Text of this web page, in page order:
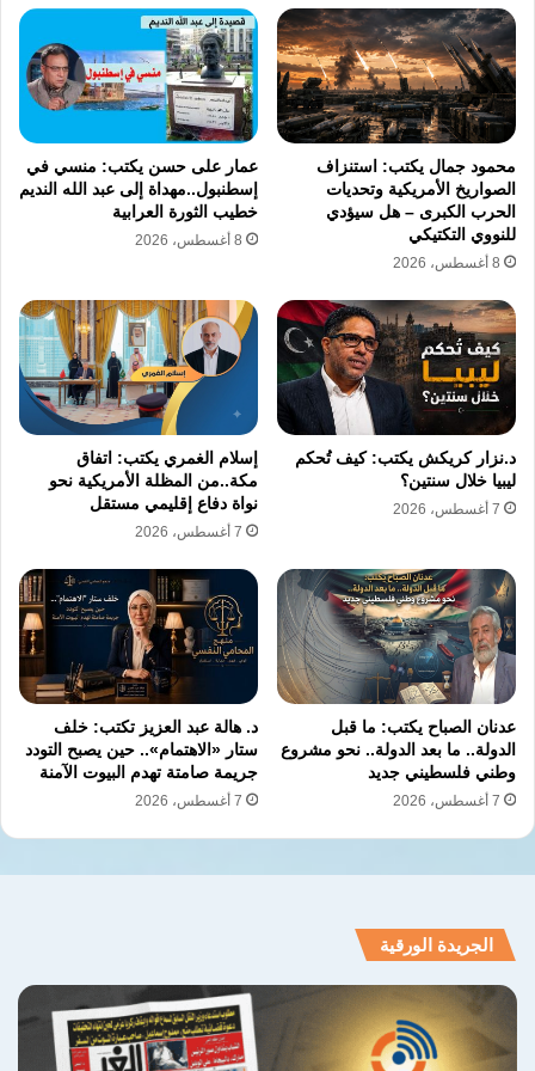
مليارات الدولارات عادت لتتدفق إلى خزائن
الدولة، ليس عبر البنوك العالمية، بل عبر شبكات
بديلة باليوان الصيني وعملات أخرى، خارج سطوة
الدولار ونظامه.
لقد فشلت سياسة “الضغط الأقصى” ليس فقط
لأنها لم توقف إيران، بل لأنها دفعت خصوم أمريكا
إلى أحضان بعضهم.
إيران، روسيا، وفنزويلا، وجدوا في الحصار الغربي
جامعاً لا مفرقاً، ونسجوا شبكة اقتصادية دفاعية
عززتها عضوية طهران في تكتلات مثل “بريكس”
لقد تحولت العقوبات، في لحظة فارقة، إلى معول
هدمته قواعد الهيمنة الاقتصادية التي أرادت
واشنطن تكريسها.
المضيق الذي ابتلع الردع
وعندما فشلت لعبة الاقتصاد، تحولت الأنظار إلى
العضلات العسكرية.
وحاملات طائراته وتهديداته، ارتطم بصخرة الردع
الإيراني.
في الخليج، وتحديداً عند مضيق هرمز، شريان
محمود جمال يكتب: استنزاف
الصواريخ الأمريكية وتحديات
الحرب الكبرى – هل سيؤدي
للنووي التكتيكي
8 أغسطس، 2026
عمار على حسن يكتب: منسي في
إسطنبول..مهداة إلى عبد الله النديم
خطيب الثورة العرابية
8 أغسطس، 2026
د.نزار كريكش يكتب: كيف تُحكم
ليبيا خلال سنتين؟
7 أغسطس، 2026
إسلام الغمري يكتب: اتفاق
مكة..من المظلة الأمريكية نحو
نواة دفاع إقليمي مستقل
7 أغسطس، 2026
عدنان الصباح يكتب: ما قبل
الدولة.. ما بعد الدولة.. نحو مشروع
وطني فلسطيني جديد
7 أغسطس، 2026
د. هالة عبد العزيز تكتب: خلف
ستار «الاهتمام».. حين يصبح التودد
جريمة صامتة تهدم البيوت الآمنة
7 أغسطس، 2026
الجريدة الورقية